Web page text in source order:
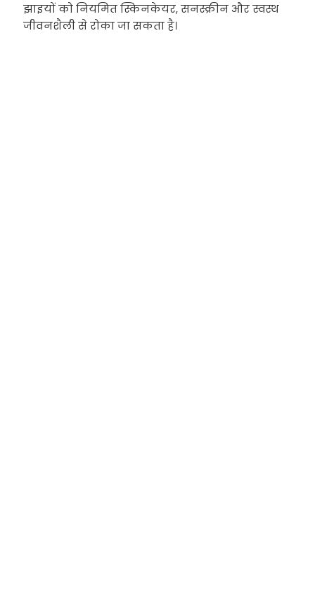
झाइयों को नियमित स्किनकेयर, सनस्क्रीन और स्वस्थ
जीवनशैली से रोका जा सकता है।